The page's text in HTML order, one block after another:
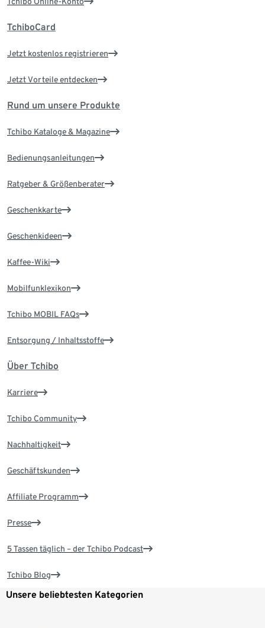
TchiboCard
Jetzt kostenlos registrieren
Jetzt Vorteile entdecken
Rund um unsere Produkte
Tchibo Kataloge & Magazine
Bedienungsanleitungen
Ratgeber & Größenberater
Geschenkkarte
Geschenkideen
Kaffee-Wiki
Mobilfunklexikon
Tchibo MOBIL FAQs
Entsorgung / Inhaltsstoffe
Über Tchibo
Karriere
Tchibo Community
Nachhaltigkeit
Geschäftskunden
Affiliate Programm
Presse
5 Tassen täglich – der Tchibo Podcast
Tchibo Blog
Unsere beliebtesten Kategorien